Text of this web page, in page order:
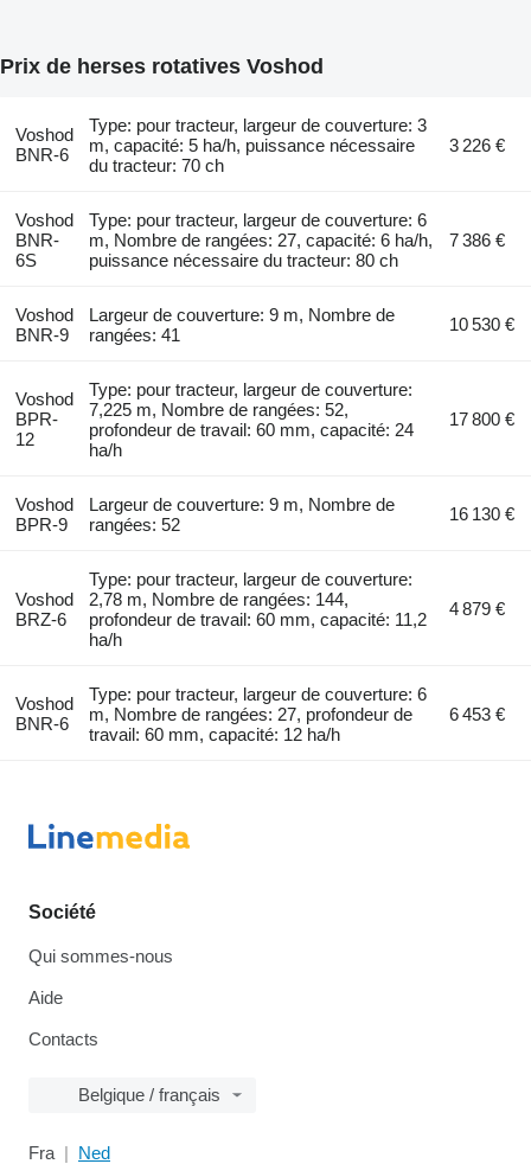
Prix de herses rotatives Voshod
Voshod
BNR-6
Type: pour tracteur, largeur de couverture: 3
m, capacité: 5 ha/h, puissance nécessaire
du tracteur: 70 ch
3 226 €
Voshod
BNR-
6S
Type: pour tracteur, largeur de couverture: 6
m, Nombre de rangées: 27, capacité: 6 ha/h,
puissance nécessaire du tracteur: 80 ch
7 386 €
Voshod
BNR-9
Largeur de couverture: 9 m, Nombre de
rangées: 41
10 530 €
Voshod
BPR-
12
Type: pour tracteur, largeur de couverture:
7,225 m, Nombre de rangées: 52,
profondeur de travail: 60 mm, capacité: 24
ha/h
17 800 €
Voshod
BPR-9
Largeur de couverture: 9 m, Nombre de
rangées: 52
16 130 €
Voshod
BRZ-6
Type: pour tracteur, largeur de couverture:
2,78 m, Nombre de rangées: 144,
profondeur de travail: 60 mm, capacité: 11,2
ha/h
4 879 €
Voshod
BNR-6
Type: pour tracteur, largeur de couverture: 6
m, Nombre de rangées: 27, profondeur de
travail: 60 mm, capacité: 12 ha/h
6 453 €
Société
Qui sommes-nous
Aide
Contacts
Belgique / français
Fra Ned